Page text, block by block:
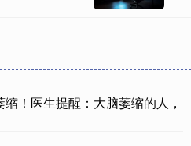
！医生提醒：大脑萎缩的人，